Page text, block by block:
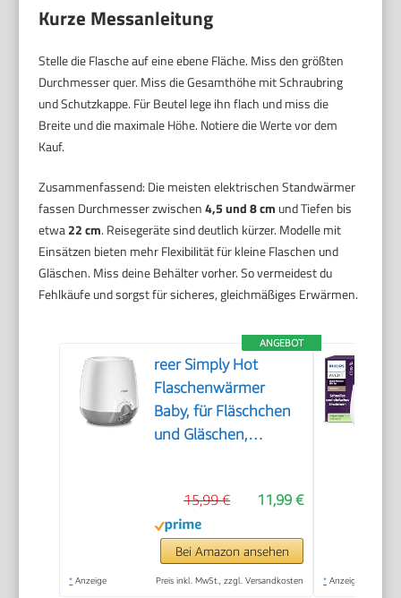
Kurze Messanleitung
Stelle die Flasche auf eine ebene Fläche. Miss den größten
Durchmesser quer. Miss die Gesamthöhe mit Schraubring
und Schutzkappe. Für Beutel lege ihn flach und miss die
Breite und die maximale Höhe. Notiere die Werte vor dem
Kauf.
Zusammenfassend: Die meisten elektrischen Standwärmer
fassen Durchmesser zwischen4,5 und 8 cm und Tiefen bis
etwa22 cm. Reisegeräte sind deutlich kürzer. Modelle mit
Einsätzen bieten mehr Flexibilität für kleine Flaschen und
Gläschen. Miss deine Behälter vorher. So vermeidest du
Fehlkäufe und sorgst für sicheres, gleichmäßiges Erwärmen.
ANGEBOT
reer Simply Hot
Flaschenwärmer
Baby, für Fläschchen
und Gläschen,
11,99 €
15,99 €
Bei Amazon ansehen
* Anzeige Preis inkl. MwSt., zzgl. Versandkosten * Anzeige